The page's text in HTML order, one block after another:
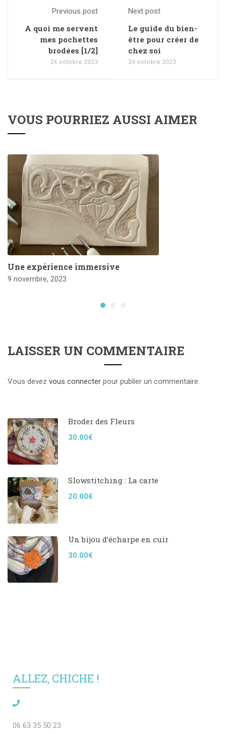
Previous post
A quoi me servent
mes pochettes
brodées [1/2]
24 octobre 2023
Next post
Le guide du bien-
être pour créer de
chez soi
24 octobre 2023
VOUS POURRIEZ AUSSI AIMER
Une expérience immersive
9 novembre, 2023
LAISSER UN COMMENTAIRE
Vous devez vous connecter pour publier un commentaire.
Broder des Fleurs
30.00€
Slowstitching : La carte
20.00€
Un bijou d’écharpe en cuir
30.00€
ALLEZ, CHICHE !
06 63 35 50 23